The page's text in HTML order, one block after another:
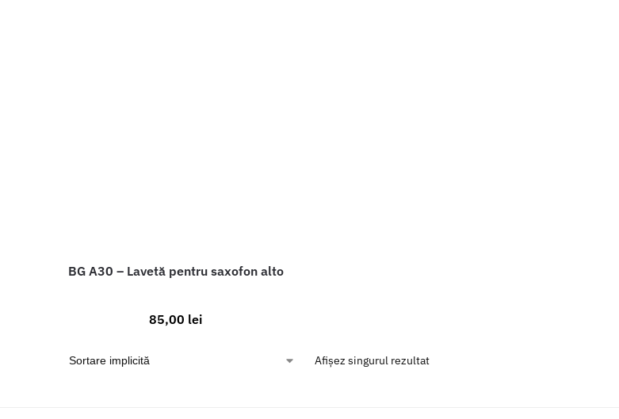
BG A30 – Lavetă pentru saxofon alto
85,00 lei
Afișez singurul rezultat